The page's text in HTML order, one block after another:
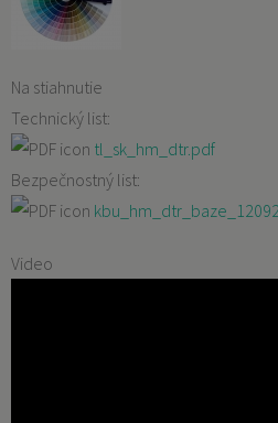
Na stiahnutie
Technický list:
tl_sk_hm_dtr.pdf
Bezpečnostný list:
Video